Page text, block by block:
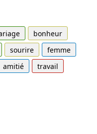
bonheur
sourire
femme
amitié
travail